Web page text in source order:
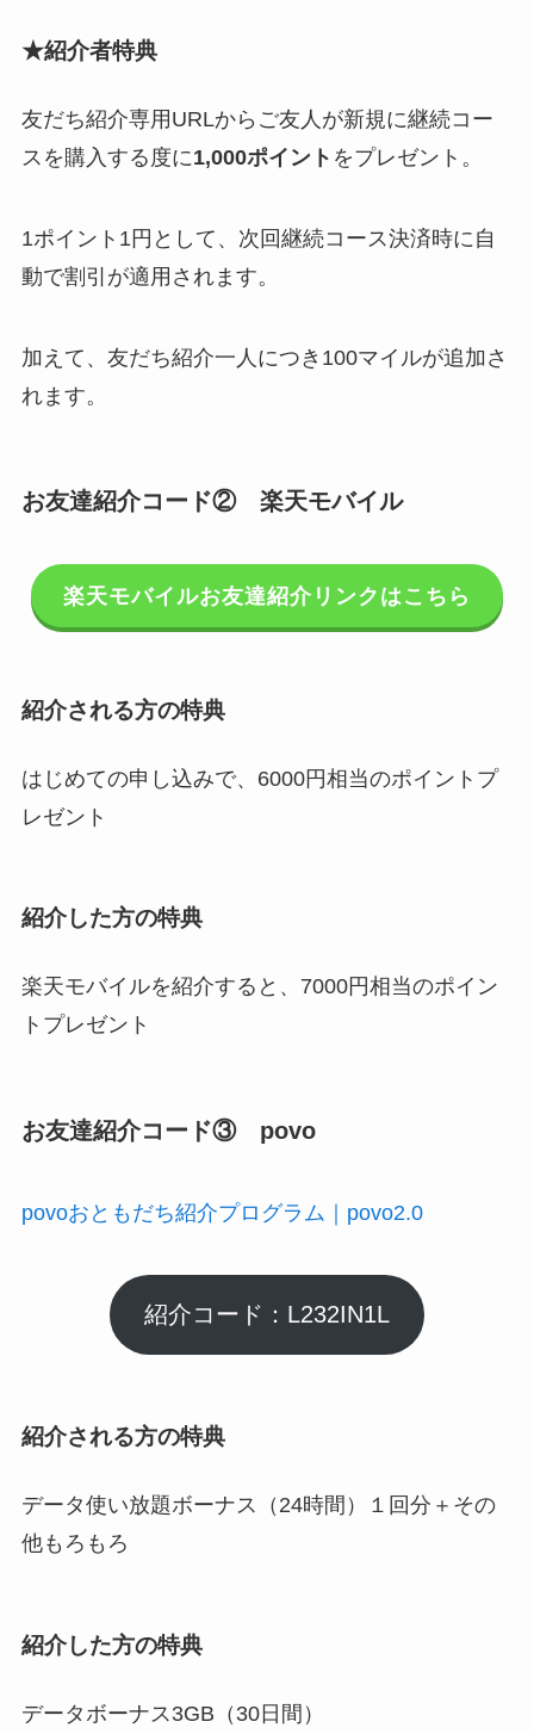
★紹介者特典
友だち紹介専用URLからご友人が新規に継続コー
スを購入する度に1,000ポイント をプレゼント。
1ポイント1円として、次回継続コース決済時に自
動で割引が適用されます。
加えて、友だち紹介一人につき100マイルが追加さ
れます。
お友達紹介コード② 楽天モバイル
楽天モバイルお友達紹介リンクはこちら
紹介される方の特典
はじめての申し込みで、6000円相当のポイントプ
レゼント
紹介した方の特典
楽天モバイルを紹介すると、7000円相当のポイン
トプレゼント
お友達紹介コード③ povo
povoおともだち紹介プログラム｜povo2.0
紹介コード：L232IN1L
紹介される方の特典
データ使い放題ボーナス（24時間）１回分＋その
他もろもろ
紹介した方の特典
データボーナス3GB（30日間）